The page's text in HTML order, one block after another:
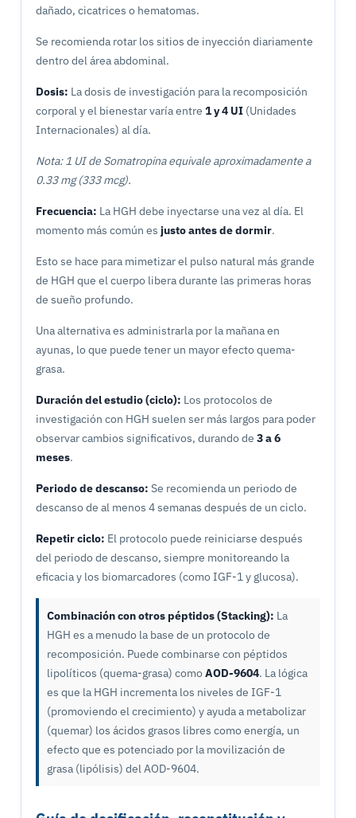
dañado, cicatrices o hematomas.
Se recomienda rotar los sitios de inyección diariamente
dentro del área abdominal.
Dosis: La dosis de investigación para la recomposición
corporal y el bienestar varía entre1 y 4 UI (Unidades
Internacionales) al día.
Nota: 1 UI de Somatropina equivale aproximadamente a
0.33 mg (333 mcg).
Frecuencia: La HGH debe inyectarse una vez al día. El
momento más común esjusto antes de dormir.
Esto se hace para mimetizar el pulso natural más grande
de HGH que el cuerpo libera durante las primeras horas
de sueño profundo.
Una alternativa es administrarla por la mañana en
ayunas, lo que puede tener un mayor efecto quema-
grasa.
Duración del estudio (ciclo): Los protocolos de
investigación con HGH suelen ser más largos para poder
observar cambios significativos, durando de3 a 6
meses.
Periodo de descanso: Se recomienda un periodo de
descanso de al menos 4 semanas después de un ciclo.
Repetir ciclo: El protocolo puede reiniciarse después
del periodo de descanso, siempre monitoreando la
eficacia y los biomarcadores (como IGF-1 y glucosa).
Combinación con otros péptidos (Stacking): La
HGH es a menudo la base de un protocolo de
recomposición. Puede combinarse con péptidos
lipolíticos (quema-grasa) comoAOD-9604. La lógica
es que la HGH incrementa los niveles de IGF-1
(promoviendo el crecimiento) y ayuda a metabolizar
(quemar) los ácidos grasos libres como energía, un
efecto que es potenciado por la movilización de
grasa (lipólisis) del AOD-9604.